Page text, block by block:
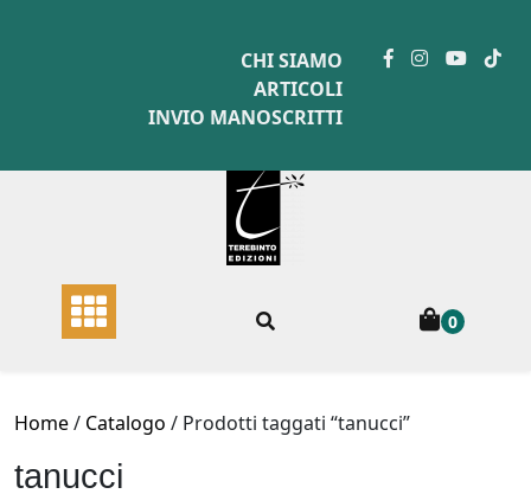
CHI SIAMO
ARTICOLI
INVIO MANOSCRITTI
0
Home/ Catalogo / Prodotti taggati “tanucci”
tanucci